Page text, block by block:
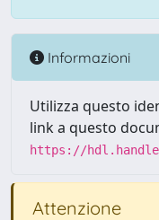
Informazioni
Utilizza questo
link a questo
https://
Attenzione